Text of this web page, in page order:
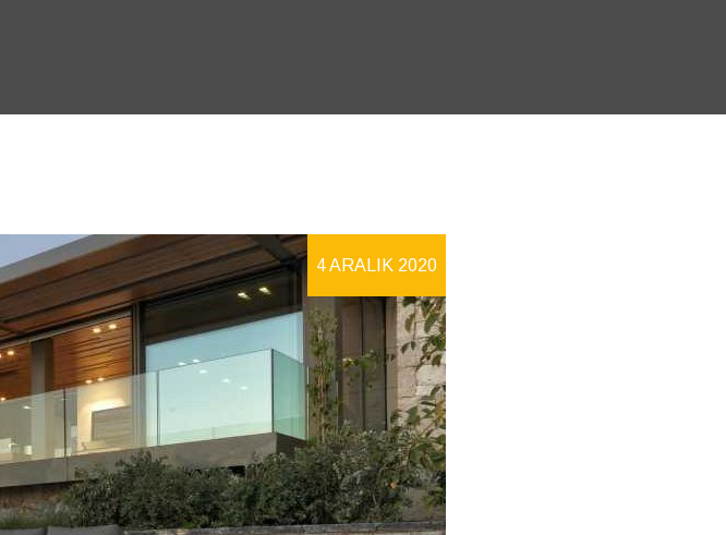
4 ARALIK 2020